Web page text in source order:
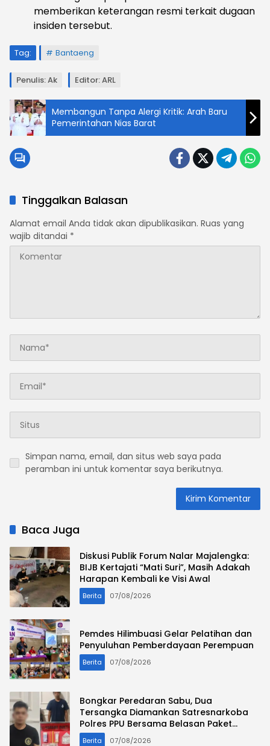
memberikan keterangan resmi terkait dugaan
insiden tersebut.
Tag: Bantaeng
Penulis: Ak Editor: ARL
Membangun Tanpa Alergi Kritik: Arah Baru
Pemerintahan Nias Barat
Tinggalkan Balasan
Alamat email Anda tidak akan dipublikasikan. Ruas yang
wajib ditandai *
Simpan nama, email, dan situs web saya pada
peramban ini untuk komentar saya berikutnya.
Baca Juga
Diskusi Publik Forum Nalar Majalengka:
BIJB Kertajati “Mati Suri”, Masih Adakah
Harapan Kembali ke Visi Awal
Berita 07/08/2026
Pemdes Hilimbuasi Gelar Pelatihan dan
Penyuluhan Pemberdayaan Perempuan
Berita 07/08/2026
Bongkar Peredaran Sabu, Dua
Tersangka Diamankan Satresnarkoba
Polres PPU Bersama Belasan Paket
Narkotika
Berita 07/08/2026